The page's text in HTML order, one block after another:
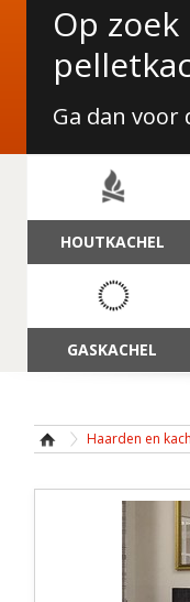
Wat Finn u
Op
Ga dan voor
NAVIGATIE
HOUTKACHEL
GASKACHEL
Haarden en